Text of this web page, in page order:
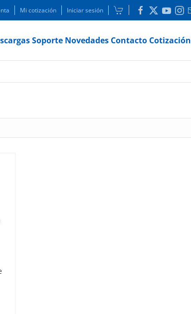
Mi cotización Iniciar sesión
Soporte Novedades Contacto Cotización